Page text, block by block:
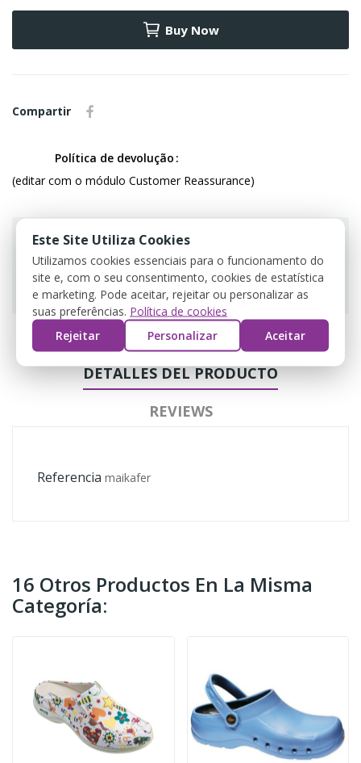
Buy Now
Compartir
Política de devolução
(editar com o módulo Customer Reassurance)
Guarantee safe & secure checkout
DETALLES DEL PRODUCTO
REVIEWS
Referencia maikafer
16 Otros Productos En La Misma
Categoría:
Este Site Utiliza Cookies
Utilizamos cookies essenciais para o funcionamento do
site e, com o seu consentimento, cookies de estatística
e marketing. Pode aceitar, rejeitar ou personalizar as
suas preferências. Política de cookies
Rejeitar
Personalizar Aceitar